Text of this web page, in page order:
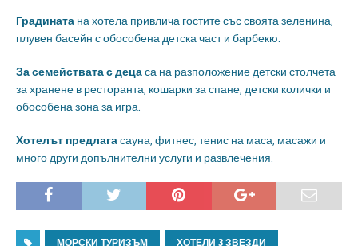
Градината на хотела привлича гостите със своята зеленина,
плувен басейн с обособена детска част и барбекю.
За семействата с децаса на разположение детски столчета
за хранене в ресторанта, кошарки за спане, детски колички и
обособена зона за игра.
Хотелът предлагасауна, фитнес, тенис на маса, масажи и
много други допълнителни услуги и развлечения.
МОРСКИ ТУРИЗЪМ ХОТЕЛИ 3 ЗВЕЗДИ